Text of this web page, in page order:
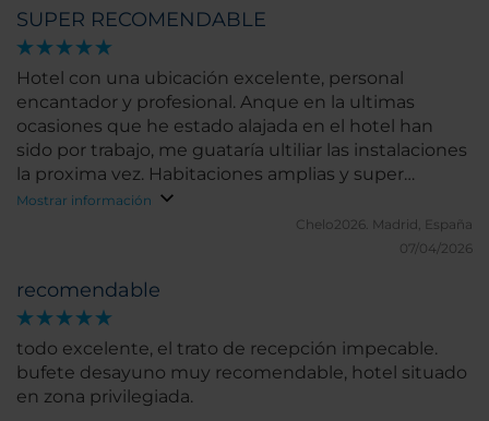
SUPER RECOMENDABLE
Hotel con una ubicación excelente, personal
encantador y profesional. Anque en la ultimas
ocasiones que he estado alajada en el hotel han
sido por trabajo, me guataría ultiliar las instalaciones
la proxima vez. Habitaciones amplias y super
completas
Mostrar información
Chelo2026. Madrid, España
07/04/2026
recomendable
todo excelente, el trato de recepción impecable.
bufete desayuno muy recomendable, hotel situado
en zona privilegiada.